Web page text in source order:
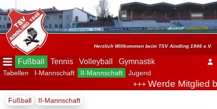
Herzlich Willkommen beim TSV Aindling 1946 e.V.
Fußball Tennis Volleyball Gymnastik
Tabellen I-Mannschaft II-Mannschaft Jugend
+++Werde Mitglied
ausblenden
Startseite
Verein
Fußball II-Mannschaft